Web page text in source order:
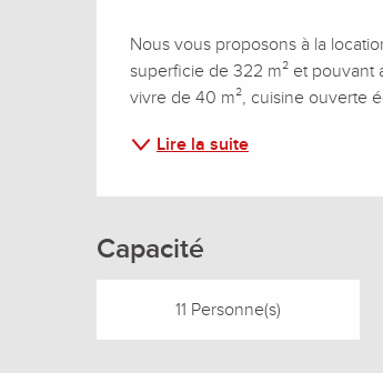
Description
Nous vous proposons à la
superficie de 322 m² et pouvant
vivre de 40 m², cuisine ouverte
Lire la suite
Capacité
11 Personne(s)